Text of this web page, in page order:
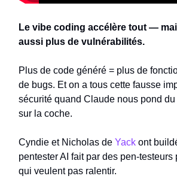
Le vibe coding accélère tout —
aussi plus de vulnérabilités.
Plus de code généré = plus de
de bugs. Et on a tous cette fausse
sécurité quand Claude nous pond
sur la coche.
Cyndie et Nicholas de Yack ont
pentester AI fait par des pen-testeurs
qui veulent pas ralentir.